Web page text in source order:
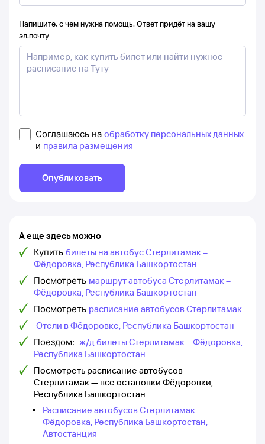
Напишите, с чем нужна помощь. Ответ придёт на вашу
эл.почту
Соглашаюсь на обработку персональных данных
и правила размещения
Опубликовать
А еще здесь можно
Купить билеты на автобус Стерлитамак –
Фёдоровка, Республика Башкортостан
Посмотреть маршрут автобуса Стерлитамак –
Фёдоровка, Республика Башкортостан
Посмотреть расписание автобусов Стерлитамак
Отели в Фёдоровке, Республика Башкортостан
Поездом: ж/д билеты Стерлитамак – Фёдоровка,
Республика Башкортостан
Посмотреть расписание автобусов
Стерлитамак — все остановки Фёдоровки,
Республика Башкортостан
Расписание автобусов Стерлитамак –
Фёдоровка, Республика Башкортостан,
Автостанция